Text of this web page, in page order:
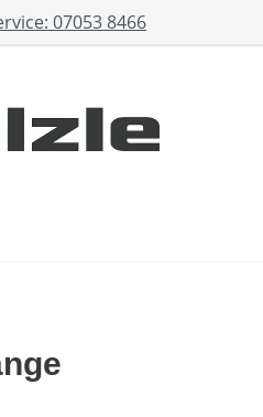
07053 8466